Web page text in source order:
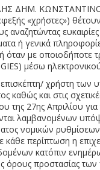
ΔΗΜ.
«χρήστες»)
αναζητώντας
ή γενικά
όταν με
μέσω
χρήστη
και στις
27ης Απριλίου
λαμβανομένων
νομικών
κάθε περίπτωση η
κατόπιν
όρους προστασίας